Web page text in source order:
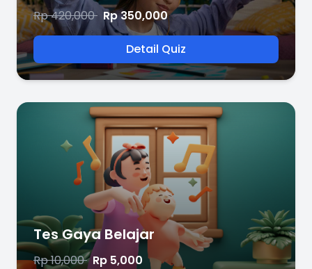
Rp 420,000 Rp 350,000
Detail Quiz
Tes Gaya Belajar
Rp 10,000 Rp 5,000